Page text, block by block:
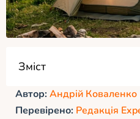
Зміст
Автор:Андрій Коваленко
Перевірено: Редакція